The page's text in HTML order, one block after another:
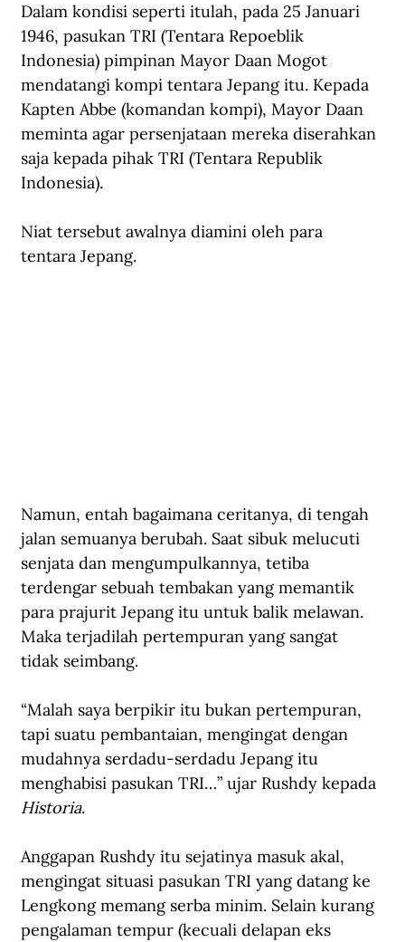
Dalam kondisi seperti itulah, pada 25 Januari
1946, pasukan TRI (Tentara Repoeblik
Indonesia) pimpinan Mayor Daan Mogot
mendatangi kompi tentara Jepang itu. Kepada
Kapten Abbe (komandan kompi), Mayor Daan
meminta agar persenjataan mereka diserahkan
saja kepada pihak TRI (Tentara Republik
Indonesia).
Niat tersebut awalnya diamini oleh para
tentara Jepang.
Namun, entah bagaimana ceritanya, di tengah
jalan semuanya berubah. Saat sibuk melucuti
senjata dan mengumpulkannya, tetiba
terdengar sebuah tembakan yang memantik
para prajurit Jepang itu untuk balik melawan.
Maka terjadilah pertempuran yang sangat
tidak seimbang.
“Malah saya berpikir itu bukan pertempuran,
tapi suatu pembantaian, mengingat dengan
mudahnya serdadu-serdadu Jepang itu
menghabisi pasukan TRI…” ujar Rushdy kepada
Historia.
Anggapan Rushdy itu sejatinya masuk akal,
mengingat situasi pasukan TRI yang datang ke
Lengkong memang serba minim. Selain kurang
pengalaman tempur (kecuali delapan eks